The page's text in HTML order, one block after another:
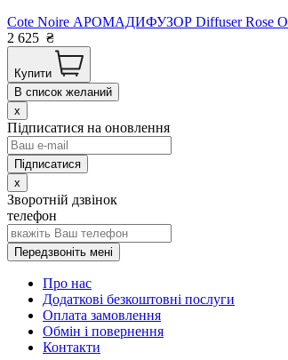
Cote Noire АРОМАДИФУЗОР Diffuser Rose
2 625 ₴
Купити
В список желаний
x
Підписатися на оновлення
x
Зворотній дзвінок
телефон
Передзвоніть мені
Про нас
Додаткові безкоштовні послуги
Оплата замовлення
Обмін і повернення
Контакти